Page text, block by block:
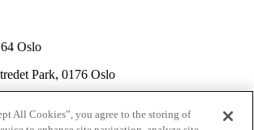
Oslo
Park, 0176 Oslo
All Cookies”, you agree to the storing of